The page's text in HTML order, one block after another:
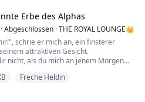
sich als der neue Arzt und bester
Vaters.
dass ich in Schwierigkeiten stecke.
hält den Dokt...
Erbe des Alphas
·Abgeschlossen ·THE ROYAL LOUNGE👑
schrie er mich an, ein finsterer
attraktiven Gesicht.
nicht, als du mich an jenem Morgen
ich scheiterte kläglich. Ein kleines
Freche Heldin